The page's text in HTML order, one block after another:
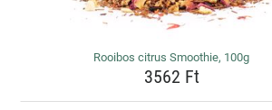
Rooibos citrus Smoothie, 100g
3562 Ft